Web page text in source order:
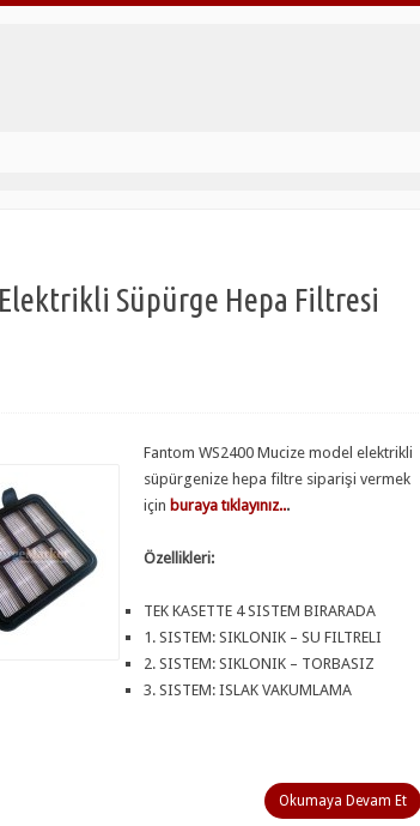
Süpürge Hepa Filtresi
Fantom WS2400 Mucize model elektrikli
süpürgenize hepa filtre siparişi vermek
için buraya tıklayınız...
Özellikleri:
TEK KASETTE 4 SISTEM BIRARADA
1. SISTEM: SIKLONIK – SU FILTRELI
2. SISTEM: SIKLONIK – TORBASIZ
3. SISTEM: ISLAK VAKUMLAMA
Okumaya Devam Et